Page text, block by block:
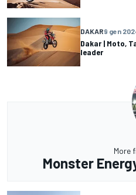
DAKAR9 gen
Dakar | Moto,
leader
More
Monster